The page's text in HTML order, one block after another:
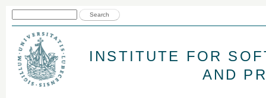
INSTITUTE FOR
AND